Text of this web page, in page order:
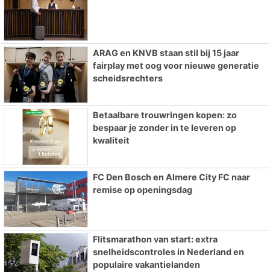
ARAG en KNVB staan stil bij 15 jaar
fairplay met oog voor nieuwe generatie
scheidsrechters
Betaalbare trouwringen kopen: zo
bespaar je zonder in te leveren op
kwaliteit
FC Den Bosch en Almere City FC naar
remise op openingsdag
Flitsmarathon van start: extra
snelheidscontroles in Nederland en
populaire vakantielanden